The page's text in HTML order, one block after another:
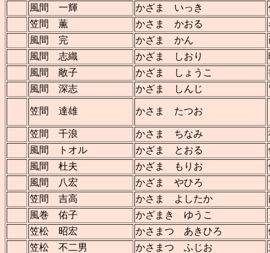
風間 一輝
かざま いっき
笠間 薫
かさま かおる
風間 完
かざま かん
風間 志織
かざま しおり
風間 敞子
かざま しょうこ
風間 深志
かざま しんじ
笠間 達雄 かさま たつお
笠間 千浪 かさま ちなみ
風間 トオル
かざま とおる
風間 杜夫
かざま もりお
風間 八宏
かざま やひろ
笠間 吉高
かさま よしたか
風巻 佑子
かざまき ゆうこ
笠松 昭宏
かさまつ あきひろ
笠松 不二男
かさまつ ふじお